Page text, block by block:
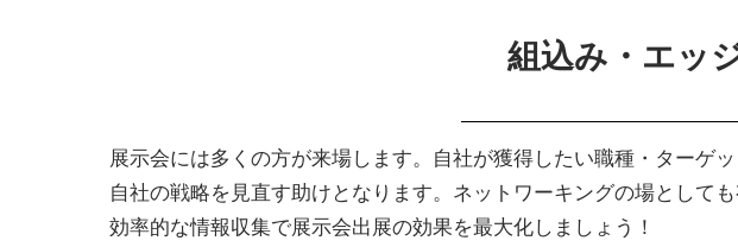
組込み・エッ
展示会には多くの方が来場します。自社が獲得したい職種・ターゲ
自社の戦略を見直す助けとなります。ネットワーキングの場として
効率的な情報収集で展示会出展の効果を最大化しましょう！